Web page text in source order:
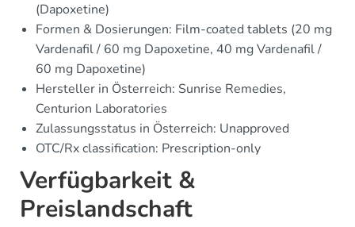
(Dapoxetine)
Formen & Dosierungen: Film-coated tablets (20 mg
Vardenafil / 60 mg Dapoxetine, 40 mg Vardenafil /
60 mg Dapoxetine)
Hersteller in Österreich: Sunrise Remedies,
Centurion Laboratories
Zulassungsstatus in Österreich: Unapproved
OTC/Rx classification: Prescription-only
Verfügbarkeit &
Preislandschaft